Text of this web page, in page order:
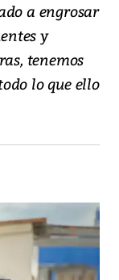
a engrosar
y
tenemos
lo que ello